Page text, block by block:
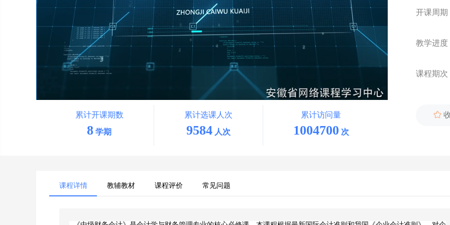
累计开课期数
8 学期
累计选课人次
9584人次
累计访问量
1004700 次
开课周期
教学进度
课程期次

课程详情 教辅教材 课程评价 常见问题